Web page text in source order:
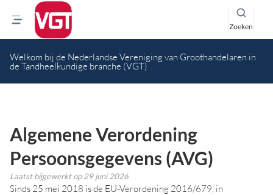
Zoeken
Welkom bij de Nederlandse Vereniging van Groothandelaren in
de Tandheelkundige branche (VGT)
Algemene Verordening
Persoonsgegevens (AVG)
Laatst bijgewerkt op29 juni 2026
Sinds 25 mei 2018 is de EU-Verordening 2016/679, in